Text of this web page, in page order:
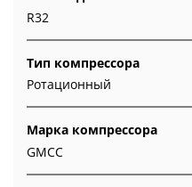
R32
Тип компрессора
Ротационный
Марка компрессора
GMCC